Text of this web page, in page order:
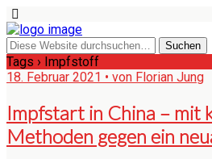
Tags › Impfstoff
18. Februar 2021 • von Florian Jung
Impfstart in China – mit
Methoden gegen ein